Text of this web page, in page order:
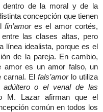
dentro de la moral y de la
concepción que tienen
fin’amores el amor cortés,
las clases altas, pero
línea idealista, porque es el
de la pareja. En cambio,
amor es un amor falso, un
carnal. El fals’amorlo utiliza
adúltero o el venal de las
M. Lazar afirman que el
común en todos los